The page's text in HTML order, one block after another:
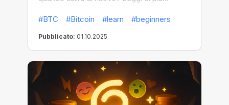
#BTC #Bitcoin #learn #beginners
Pubblicato: 01.10.2025